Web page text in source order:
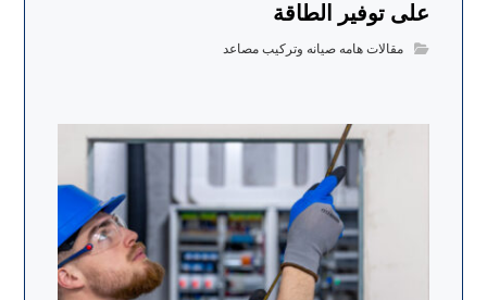
على توفير الطاقة
مقالات هامه صيانه وتركيب مصاعد